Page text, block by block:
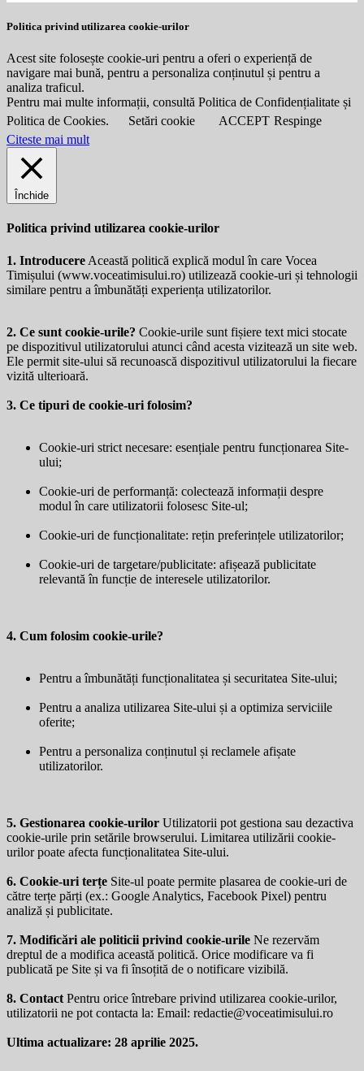
Politica privind utilizarea cookie-urilor
Acest site folosește cookie-uri pentru a oferi o experiență de
navigare mai bună, pentru a personaliza conținutul și pentru a
analiza traficul.
Pentru mai multe informații, consultă Politica de Confidențialitate și
Politica de Cookies.
Setări cookie ACCEPT Respinge
Citeste mai mult
Închide
Politica privind utilizarea cookie-urilor
1. Introducere Această politică explică modul în care Vocea
Timișului (www.voceatimisului.ro) utilizează cookie-uri și tehnologii
similare pentru a îmbunătăți experiența utilizatorilor.
2. Ce sunt cookie-urile? Cookie-urile sunt fișiere text mici stocate
pe dispozitivul utilizatorului atunci când acesta vizitează un site web.
Ele permit site-ului să recunoască dispozitivul utilizatorului la fiecare
vizită ulterioară.
3. Ce tipuri de cookie-uri folosim?
Cookie-uri strict necesare: esențiale pentru funcționarea Site-
ului;
Cookie-uri de performanță: colectează informații despre
modul în care utilizatorii folosesc Site-ul;
Cookie-uri de funcționalitate: rețin preferințele utilizatorilor;
Cookie-uri de targetare/publicitate: afișează publicitate
relevantă în funcție de interesele utilizatorilor.
4. Cum folosim cookie-urile?
Pentru a îmbunătăți funcționalitatea și securitatea Site-ului;
Pentru a analiza utilizarea Site-ului și a optimiza serviciile
oferite;
Pentru a personaliza conținutul și reclamele afișate
utilizatorilor.
5. Gestionarea cookie-urilor Utilizatorii pot gestiona sau dezactiva
cookie-urile prin setările browserului. Limitarea utilizării cookie-
urilor poate afecta funcționalitatea Site-ului.
6. Cookie-uri terțe Site-ul poate permite plasarea de cookie-uri de
către terțe părți (ex.: Google Analytics, Facebook Pixel) pentru
analiză și publicitate.
7. Modificări ale politicii privind cookie-urile Ne rezervăm
dreptul de a modifica această politică. Orice modificare va fi
publicată pe Site și va fi însoțită de o notificare vizibilă.
8. Contact Pentru orice întrebare privind utilizarea cookie-urilor,
utilizatorii ne pot contacta la: Email: redactie@voceatimisului.ro
Ultima actualizare: 28 aprilie 2025.